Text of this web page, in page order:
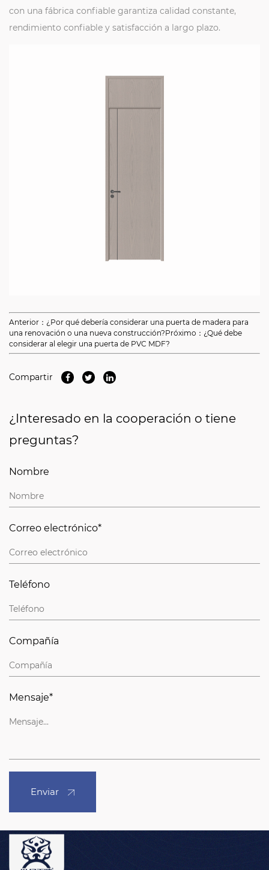
con una fábrica confiable garantiza calidad constante,
rendimiento confiable y satisfacción a largo plazo.
Anterior：¿Por qué debería considerar una puerta de madera para
una renovación o una nueva construcción?Próximo：¿Qué debe
considerar al elegir una puerta de PVC MDF?
Compartir
¿Interesado en la cooperación o tiene
preguntas?
Nombre
Correo electrónico*
Teléfono
Compañía
Mensaje*
Enviar